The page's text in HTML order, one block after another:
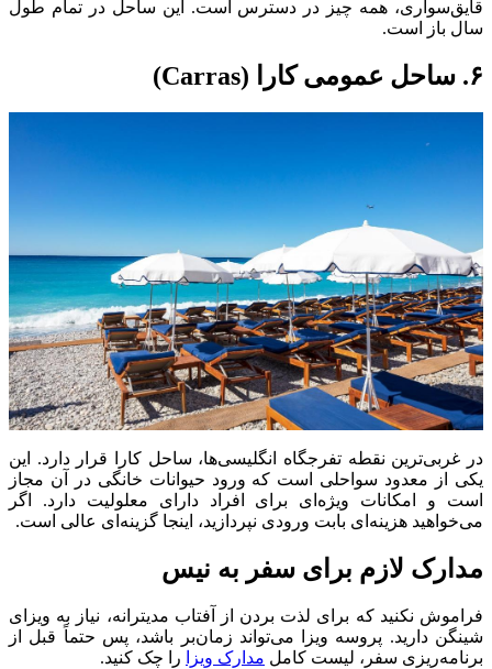
قایق‌سواری، همه چیز در دسترس است. این ساحل در تمام طول
سال باز است.
۶. ساحل عمومی کارا (Carras)
در غربی‌ترین نقطه تفرجگاه انگلیسی‌ها، ساحل کارا قرار دارد. این
یکی از معدود سواحلی است که ورود حیوانات خانگی در آن مجاز
است و امکانات ویژه‌ای برای افراد دارای معلولیت دارد. اگر
می‌خواهید هزینه‌ای بابت ورودی نپردازید، اینجا گزینه‌ای عالی است.
مدارک لازم برای سفر به نیس
فراموش نکنید که برای لذت بردن از آفتاب مدیترانه، نیاز به ویزای
شینگن دارید. پروسه ویزا می‌تواند زمان‌بر باشد، پس حتماً قبل از
برنامه‌ریزی سفر، لیست کامل مدارک ویزا را چک کنید.